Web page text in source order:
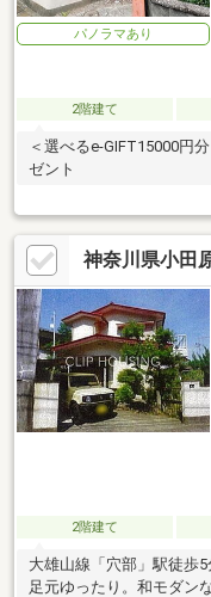
パノラマあり
2階建て
＜選べるe-GIFT15000円
ゼント
神奈川県小田
2階建て
大雄山線「穴部」駅徒歩
足元ゆったり。和モダン